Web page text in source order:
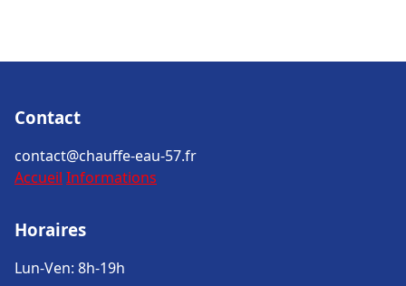
Contact
contact@chauffe-eau-57.fr
Accueil Informations
Horaires
Lun-Ven: 8h-19h